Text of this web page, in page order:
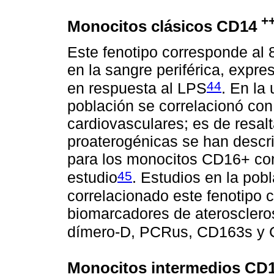
Monocitos clásicos CD14
Este fenotipo corresponde al
en la sangre periférica,
en respuesta al LPS44. En la
población se correlacionó
cardiovasculares; es de
proaterogénicas se han
para los monocitos CD16+
estudio45. Estudios en la
correlacionado este fenotipo
biomarcadores de
dímero-D, PCRus, CD163s y
Monocitos intermedios